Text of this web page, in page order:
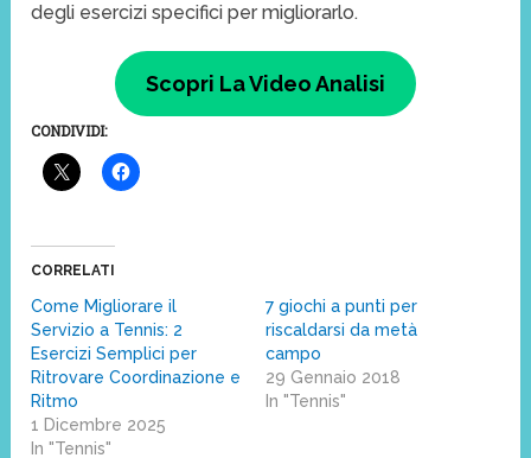
degli esercizi specifici per migliorarlo.
Scopri La Video Analisi
CONDIVIDI:
CORRELATI
Come Migliorare il
Servizio a Tennis: 2
Esercizi Semplici per
Ritrovare Coordinazione e
Ritmo
1 Dicembre 2025
In "Tennis"
7 giochi a punti per
riscaldarsi da metà
campo
29 Gennaio 2018
In "Tennis"